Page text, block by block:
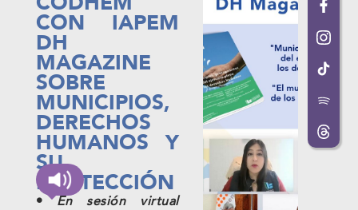
CON IAPEM
DH
MAGAZINE
SOBRE
MUNICIPIOS,
DERECHOS
HUMANOS Y
SU
PROTECCIÓN
• En sesión virtual